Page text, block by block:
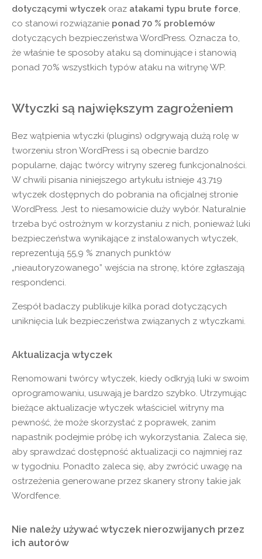
dotyczącymi wtyczek oraz atakami typu brute force,
co stanowi rozwiązanie ponad 70 % problemów
dotyczących bezpieczeństwa WordPress. Oznacza to,
że właśnie te sposoby ataku są dominujące i stanowią
ponad 70% wszystkich typów ataku na witrynę WP.
Wtyczki są największym zagrożeniem
Bez wątpienia wtyczki (plugins) odgrywają dużą rolę w
tworzeniu stron WordPress i są obecnie bardzo
popularne, dając twórcy witryny szereg funkcjonalności.
W chwili pisania niniejszego artykułu istnieje 43.719
wtyczek dostępnych do pobrania na oficjalnej stronie
WordPress. Jest to niesamowicie duży wybór. Naturalnie
trzeba być ostrożnym w korzystaniu z nich, ponieważ luki
bezpieczeństwa wynikające z instalowanych wtyczek,
reprezentują 55,9 % znanych punktów
„nieautoryzowanego” wejścia na stronę, które zgłaszają
respondenci.
Zespół badaczy publikuje kilka porad dotyczących
uniknięcia luk bezpieczeństwa związanych z wtyczkami.
Aktualizacja wtyczek
Renomowani twórcy wtyczek, kiedy odkryją luki w swoim
oprogramowaniu, usuwają je bardzo szybko. Utrzymując
bieżące aktualizacje wtyczek właściciel witryny ma
pewność, że może skorzystać z poprawek, zanim
napastnik podejmie próbę ich wykorzystania. Zaleca się,
aby sprawdzać dostępność aktualizacji co najmniej raz
w tygodniu. Ponadto zaleca się, aby zwrócić uwagę na
ostrzeżenia generowane przez skanery strony takie jak
Wordfence.
Nie należy używać wtyczek nierozwijanych przez
ich autorów